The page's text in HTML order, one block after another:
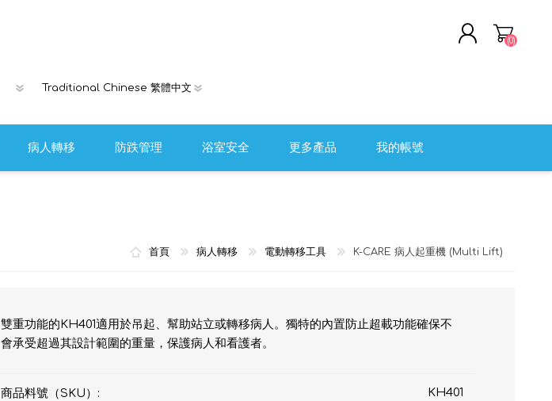
(0)
病人轉移 防跌管理
防跌工具
浴室安全 更多產品
醫院用傢具
傷口護理及評估
我的帳號
首頁 病人轉移 電動轉移工具 K-CARE 病人起重機 (Multi Lift)
雙重功能的KH401適用於吊起、幫助站立或轉移病人。獨特的內置防止超載功能確保不
會承受超過其設計範圍的重量，保護病人和看護者。
商品料號（SKU）: KH401